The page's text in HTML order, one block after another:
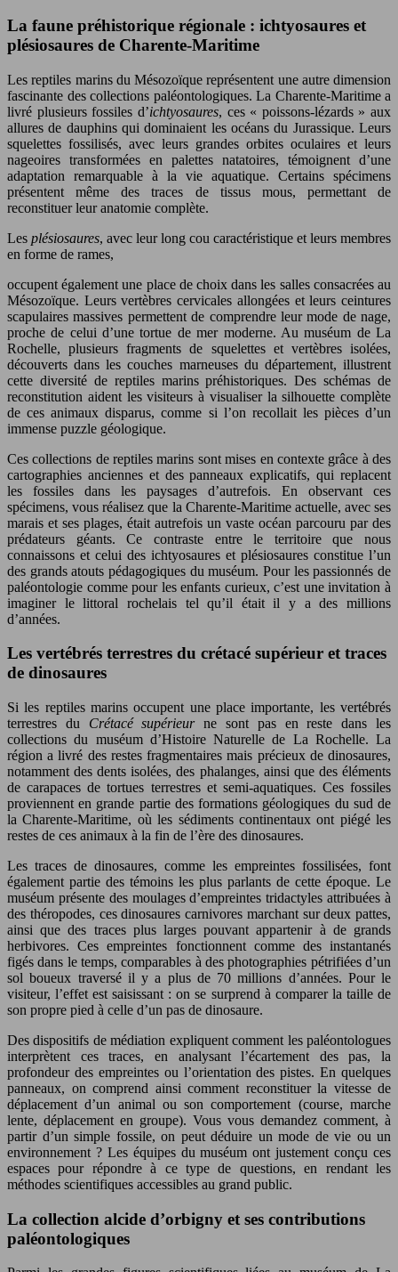
La faune préhistorique régionale : ichtyosaures et
plésiosaures de Charente-Maritime
Les reptiles marins du Mésozoïque représentent une autre dimension
fascinante des collections paléontologiques. La Charente-Maritime a
livré plusieurs fossiles d’ichtyosaures, ces « poissons-lézards » aux
allures de dauphins qui dominaient les océans du Jurassique. Leurs
squelettes fossilisés, avec leurs grandes orbites oculaires et leurs
nageoires transformées en palettes natatoires, témoignent d’une
adaptation remarquable à la vie aquatique. Certains spécimens
présentent même des traces de tissus mous, permettant de
reconstituer leur anatomie complète.
Les plésiosaures, avec leur long cou caractéristique et leurs membres
en forme de rames,
occupent également une place de choix dans les salles consacrées au
Mésozoïque. Leurs vertèbres cervicales allongées et leurs ceintures
scapulaires massives permettent de comprendre leur mode de nage,
proche de celui d’une tortue de mer moderne. Au muséum de La
Rochelle, plusieurs fragments de squelettes et vertèbres isolées,
découverts dans les couches marneuses du département, illustrent
cette diversité de reptiles marins préhistoriques. Des schémas de
reconstitution aident les visiteurs à visualiser la silhouette complète
de ces animaux disparus, comme si l’on recollait les pièces d’un
immense puzzle géologique.
Ces collections de reptiles marins sont mises en contexte grâce à des
cartographies anciennes et des panneaux explicatifs, qui replacent
les fossiles dans les paysages d’autrefois. En observant ces
spécimens, vous réalisez que la Charente-Maritime actuelle, avec ses
marais et ses plages, était autrefois un vaste océan parcouru par des
prédateurs géants. Ce contraste entre le territoire que nous
connaissons et celui des ichtyosaures et plésiosaures constitue l’un
des grands atouts pédagogiques du muséum. Pour les passionnés de
paléontologie comme pour les enfants curieux, c’est une invitation à
imaginer le littoral rochelais tel qu’il était il y a des millions
d’années.
Les vertébrés terrestres du crétacé supérieur et traces
de dinosaures
Si les reptiles marins occupent une place importante, les vertébrés
terrestres du Crétacé supérieurne sont pas en reste dans les
collections du muséum d’Histoire Naturelle de La Rochelle. La
région a livré des restes fragmentaires mais précieux de dinosaures,
notamment des dents isolées, des phalanges, ainsi que des éléments
de carapaces de tortues terrestres et semi-aquatiques. Ces fossiles
proviennent en grande partie des formations géologiques du sud de
la Charente-Maritime, où les sédiments continentaux ont piégé les
restes de ces animaux à la fin de l’ère des dinosaures.
Les traces de dinosaures, comme les empreintes fossilisées, font
également partie des témoins les plus parlants de cette époque. Le
muséum présente des moulages d’empreintes tridactyles attribuées à
des théropodes, ces dinosaures carnivores marchant sur deux pattes,
ainsi que des traces plus larges pouvant appartenir à de grands
herbivores. Ces empreintes fonctionnent comme des instantanés
figés dans le temps, comparables à des photographies pétrifiées d’un
sol boueux traversé il y a plus de 70 millions d’années. Pour le
visiteur, l’effet est saisissant : on se surprend à comparer la taille de
son propre pied à celle d’un pas de dinosaure.
Des dispositifs de médiation expliquent comment les paléontologues
interprètent ces traces, en analysant l’écartement des pas, la
profondeur des empreintes ou l’orientation des pistes. En quelques
panneaux, on comprend ainsi comment reconstituer la vitesse de
déplacement d’un animal ou son comportement (course, marche
lente, déplacement en groupe). Vous vous demandez comment, à
partir d’un simple fossile, on peut déduire un mode de vie ou un
environnement ? Les équipes du muséum ont justement conçu ces
espaces pour répondre à ce type de questions, en rendant les
méthodes scientifiques accessibles au grand public.
La collection alcide d’orbigny et ses contributions
paléontologiques